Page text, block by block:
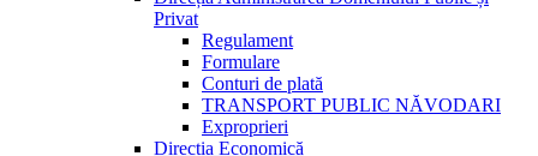
Privat
Regulament
Formulare
Conturi de plată
TRANSPORT PUBLIC NĂVODARI
Exproprieri
Direcția Economică